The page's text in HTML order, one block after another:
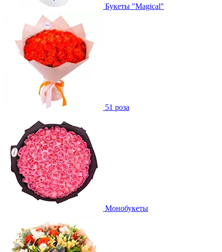
Букеты "Magical"
51 роза
Монобукеты